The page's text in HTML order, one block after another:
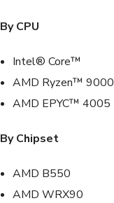
By CPU
Intel® Core™
AMD Ryzen™ 9000
AMD EPYC™ 4005
By Chipset
AMD B550
AMD WRX90